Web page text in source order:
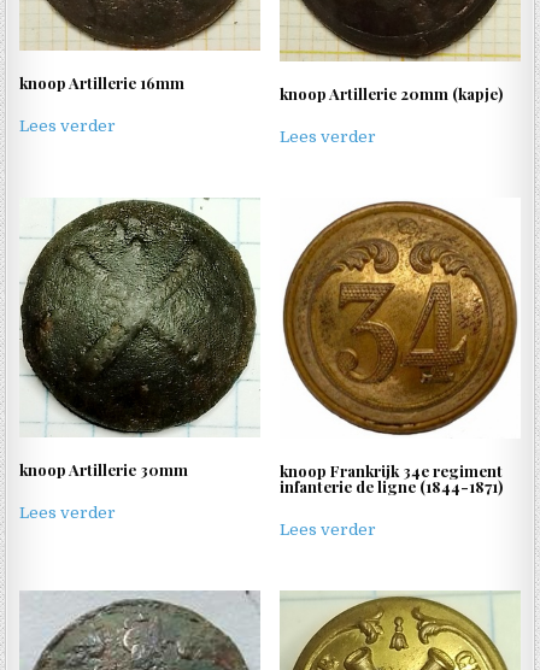
knoop Artillerie 16mm
Lees verder
knoop Artillerie 20mm (kapje)
Lees verder
knoop Artillerie 30mm
Lees verder
knoop Frankrijk 34e regiment
infanterie de ligne (1844-1871)
Lees verder